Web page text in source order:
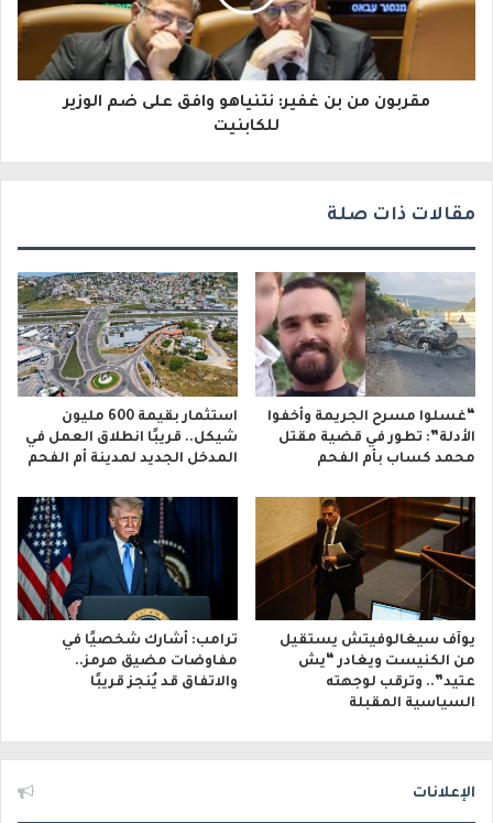
مقربون من بن غفير: نتنياهو وافق على ضم الوزير
للكابنيت
مقالات ذات صلة
“غسلوا مسرح الجريمة وأخفوا
الأدلة”: تطور في قضية مقتل
محمد كساب بأم الفحم
استثمار بقيمة 600 مليون
شيكل.. قريبًا انطلاق العمل في
المدخل الجديد لمدينة أم الفحم
يوآف سيغالوفيتش يستقيل
من الكنيست ويغادر “يش
عتيد”.. وترقب لوجهته
السياسية المقبلة
ترامب: أشارك شخصيًا في
مفاوضات مضيق هرمز..
والاتفاق قد يُنجز قريبًا
الإعلانات